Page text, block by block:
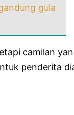
gula
camilan
penderita